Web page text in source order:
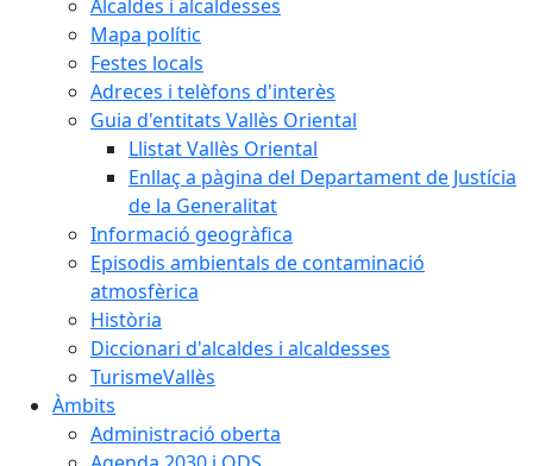
Alcaldes i alcaldesses
Mapa polític
Festes locals
Adreces i telèfons d'interès
Guia d'entitats Vallès Oriental
Llistat Vallès Oriental
Enllaç a pàgina del Departament de Justícia
de la Generalitat
Informació geogràfica
Episodis ambientals de contaminació
atmosfèrica
Història
Diccionari d'alcaldes i alcaldesses
TurismeVallès
Àmbits
Administració oberta